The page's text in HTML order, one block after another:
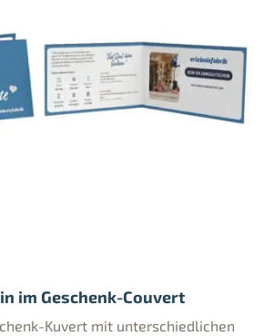
im Geschenk-Couvert
Kuvert mit unterschiedlichen